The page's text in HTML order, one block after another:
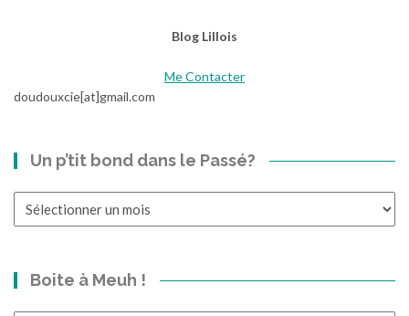
Blog Lillois
Me Contacter
doudouxcie[at]gmail.com
Un p’tit bond dans le Passé?
Boite à Meuh !